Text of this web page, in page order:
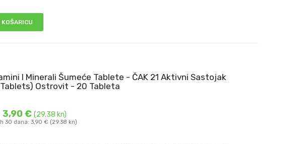
I Minerali Šumeće Tablete - ČAK 21 Aktivni Sastojak
Ostrovit - 20 Tableta
3,90 € (29.38 kn)
30 dana: 3,90 € (29.38 kn)